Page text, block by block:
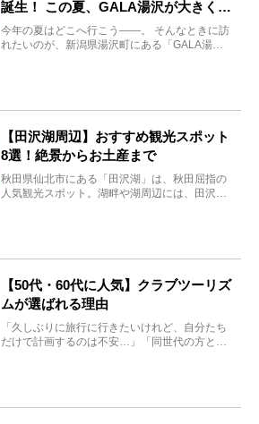
誕生！ この夏、GALA湯沢が大きく生
まれ変わる
今年の夏はどこへ行こう――。 そんなときに訪
れたいのが、新潟県湯沢町にある「GALA湯
【田沢湖周辺】おすすめ観光スポット
8選！絶景からお土産まで
秋田県仙北市にある「田沢湖」は、秋田屈指の
人気観光スポット。湖畔や湖周辺には、田沢湖
【50代・60代に人気】クラブツーリズ
ムが選ばれる理由
「久しぶりに旅行に行きたいけれど、自分たち
だけで計画するのは不安…」「同世代の方と気